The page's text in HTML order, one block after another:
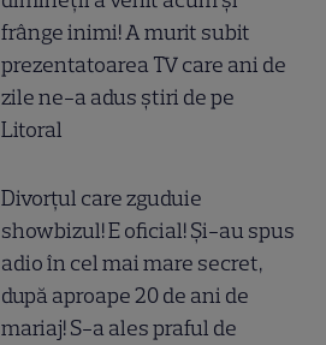
frânge inimi! A murit subit
prezentatoarea TV care ani de
zile ne-a adus știri de pe
Litoral
Divorțul care zguduie
showbizul! E oficial! Și-au spus
adio în cel mai mare secret,
după aproape 20 de ani de
mariaj! S-a ales praful de